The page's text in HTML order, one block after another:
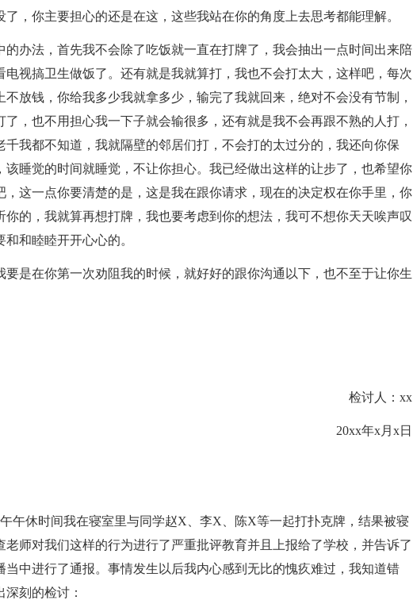
，你主要担心的还是在这，这些我站在你的角度上去思考都能理解。
的办法，首先我不会除了吃饭就一直在打牌了，我会抽出一点时间出来陪
电视搞卫生做饭了。还有就是我就算打，我也不会打太大，这样吧，每次
放钱，你给我多少我就拿多少，输完了我就回来，绝对不会没有节制，
，也不用担心我一下子就会输很多，还有就是我不会再跟不熟的人打，
千我都不知道，我就隔壁的邻居们打，不会打的太过分的，我还向你保
该睡觉的时间就睡觉，不让你担心。我已经做出这样的让步了，也希望你
，这一点你要清楚的是，这是我在跟你请求，现在的决定权在你手里，你
的，我就算再想打牌，我也要考虑到你的想法，我可不想你天天唉声叹
和睦睦开开心心的。
要是在你第一次劝阻我的时候，就好好的跟你沟通以下，也不至于让你生
检讨人：xx
20xx年x月x日
午休时间我在寝室里与同学赵X、李X、陈X等一起打扑克牌，结果被寝
师对我们这样的行为进行了严重批评教育并且上报给了学校，并告诉了
当中进行了通报。事情发生以后我内心感到无比的愧疚难过，我知道错
刻的检讨：